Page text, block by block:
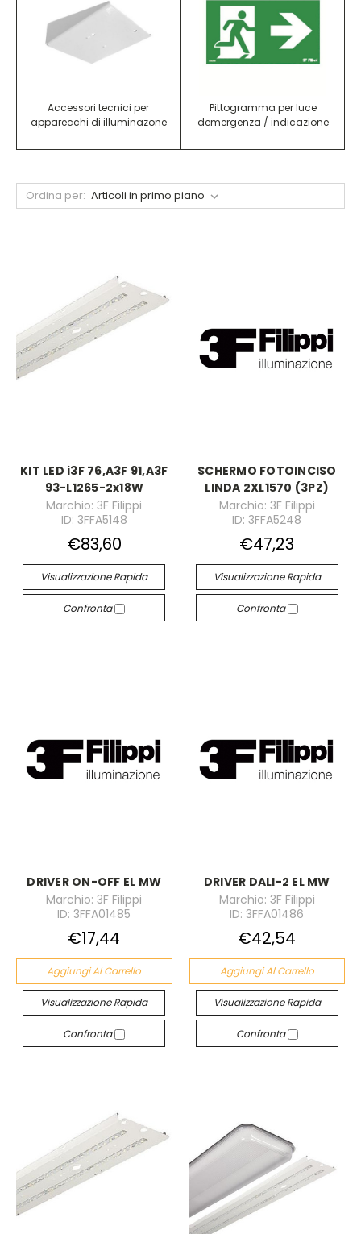
Accessori tecnici per
apparecchi di illuminazone
Pittogramma per luce
demergenza / indicazione
Ordina per:
KIT LED i3F 76,A3F 91,A3F
93-L1265-2x18W
Marchio: 3F Filippi
ID: 3FFA5148
€83,60
Visualizzazione Rapida
Confronta
SCHERMO FOTOINCISO
LINDA 2XL1570 (3PZ)
Marchio: 3F Filippi
ID: 3FFA5248
€47,23
Visualizzazione Rapida
Confronta
DRIVER ON-OFF EL MW
Marchio: 3F Filippi
ID: 3FFA01485
€17,44
Aggiungi Al Carrello
Visualizzazione Rapida
Confronta
DRIVER DALI-2 EL MW
Marchio: 3F Filippi
ID: 3FFA01486
€42,54
Aggiungi Al Carrello
Visualizzazione Rapida
Confronta